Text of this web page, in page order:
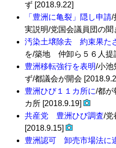
ず [2018.9.22]
「豊洲に亀裂」隠し申請/
実説明/党国会議員団の
汚染土壌除去 約束果た
を/築地 仲卸ら５６人
豊洲移転強行を表明/小
ず/都議会が開会
豊洲ひび１１カ所に/都
カ所 [2018.9.19]
共産党 豊洲ひび調査/党
[2018.9.15]
豊洲認可 卸売市場法に